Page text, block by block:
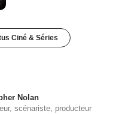
Ciné & Séries
Nolan
scénariste, producteur